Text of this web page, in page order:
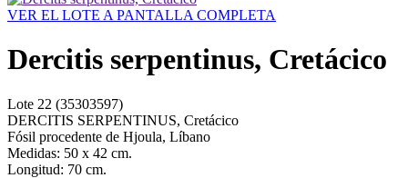
VER EL LOTE A PANTALLA COMPLETA
Dercitis serpentinus, Cretácico
Lote 22 (35303597)
DERCITIS SERPENTINUS, Cretácico
Fósil procedente de Hjoula, Líbano
Medidas: 50 x 42 cm.
Longitud: 70 cm.